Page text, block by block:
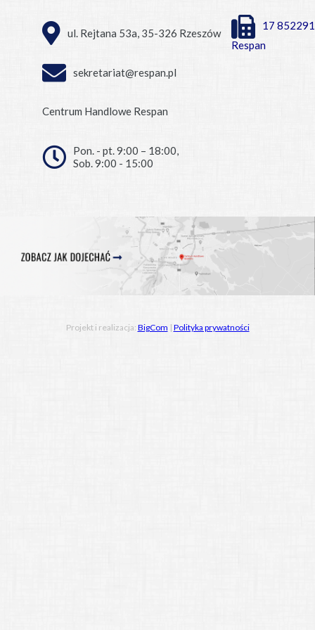
ul. Rejtana 53a, 35-326 Rzeszów
17
Respan
sekretariat@respan.pl
Centrum Handlowe Respan
Pon. - pt. 9:00 – 18:00,
Sob. 9:00 - 15:00
Projekt i realizacja: BigCom | Polityka prywatności